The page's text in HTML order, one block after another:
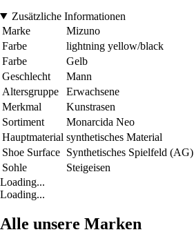
Zusätzliche Informationen
Marke
Mizuno
Farbe
lightning yellow/black
Farbe
Gelb
Geschlecht
Mann
Altersgruppe
Erwachsene
Merkmal
Kunstrasen
Sortiment
Monarcida Neo
Hauptmaterial synthetisches Material
Shoe Surface Synthetisches Spielfeld (AG)
Sohle
Steigeisen
Loading...
Loading...
Alle unsere Marken